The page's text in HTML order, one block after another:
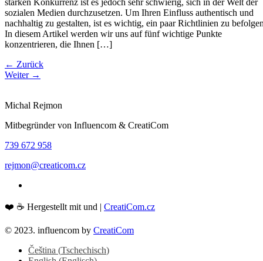
starken Konkurrenz ist es jedoch sehr schwierig, sich in der Welt der
sozialen Medien durchzusetzen. Um Ihren Einfluss authentisch und
nachhaltig zu gestalten, ist es wichtig, ein paar Richtlinien zu
In diesem Artikel werden wir uns auf fünf wichtige Punkte
konzentrieren, die Ihnen […]
← Zurück
Weiter →
Michal Rejmon
Mitbegründer von Influencom & CreatiCom
739 672 958
rejmon@creaticom.cz
❤️ ☕ Hergestellt mit und | CreatiCom.cz
© 2023. influencom by CreatiCom
Čeština (Tschechisch)